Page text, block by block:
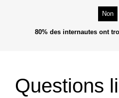
Non
80% des internautes ont
Questions